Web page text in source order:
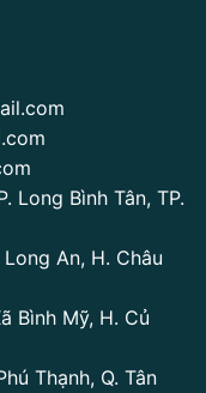
Long Bình Tân, TP.
An, H. Châu
Bình Mỹ, H. Củ
Thạnh, Q. Tân